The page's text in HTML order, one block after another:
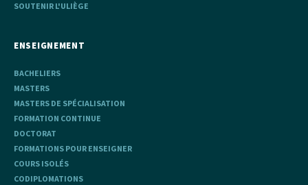
SOUTENIR L'ULIÈGE
ENSEIGNEMENT
BACHELIERS
MASTERS
MASTERS DE SPÉCIALISATION
FORMATION CONTINUE
DOCTORAT
FORMATIONS POUR ENSEIGNER
COURS ISOLÉS
CODIPLOMATIONS